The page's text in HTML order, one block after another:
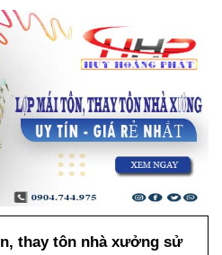
thay tôn nhà xưởng sử